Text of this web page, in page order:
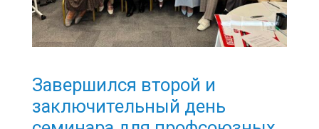
Завершился второй и
заключительный день